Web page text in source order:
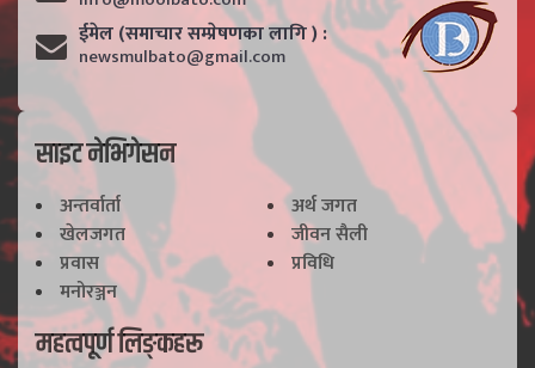
ईमेल (समाचार सम्प्रेषणका लागि ) :
newsmulbato@gmail.com
साइट नेभिगेसन
अन्तर्वार्ता
अर्थ जगत
खेलजगत
जीवन सैली
प्रवास
प्रविधि
मनोरञ्जन
महत्वपूर्ण लिङ्कहरू